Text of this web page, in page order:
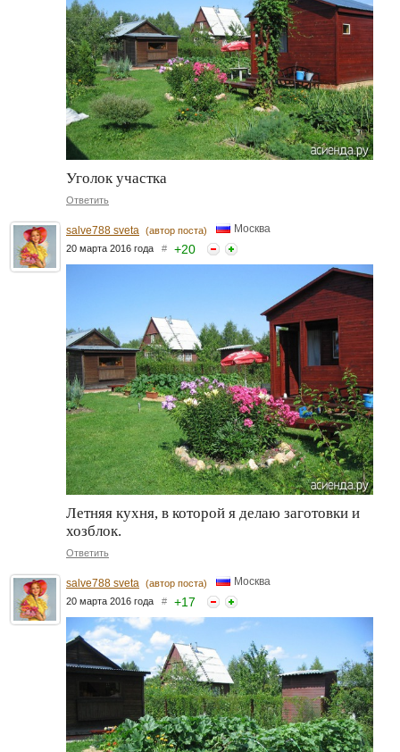
Уголок участка
Ответить
salve788 sveta (автор поста) Москва
20 марта 2016 года # +20
Летняя кухня, в которой я делаю заготовки и
хозблок.
Ответить
salve788 sveta (автор поста) Москва
20 марта 2016 года # +17